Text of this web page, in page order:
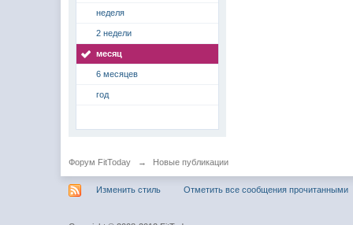
неделя
2 недели
месяц
6 месяцев
год
Форум FitToday → Новые публикации
Изменить стиль Отметить все сообщения прочитанными